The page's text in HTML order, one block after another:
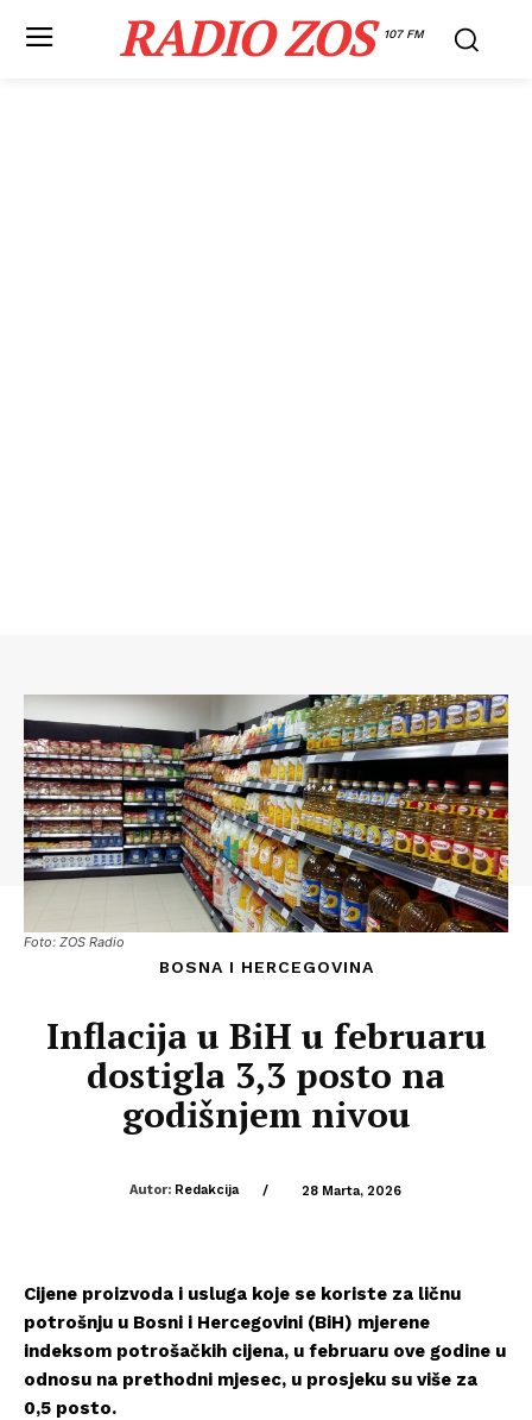
RADIO ZOS 107 FM
Foto: ZOS Radio
BOSNA I HERCEGOVINA
Inflacija u BiH u februaru
dostigla 3,3 posto na
godišnjem nivou
Autor: Redakcija / 28 Marta, 2026
Cijene proizvoda i usluga koje se koriste za ličnu
potrošnju u Bosni i Hercegovini (BiH) mjerene
indeksom potrošačkih cijena, u februaru ove godine u
odnosu na prethodni mjesec, u prosjeku su više za
0,5 posto.